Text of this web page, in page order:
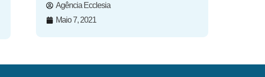
Agência Ecclesia
Maio 7, 2021